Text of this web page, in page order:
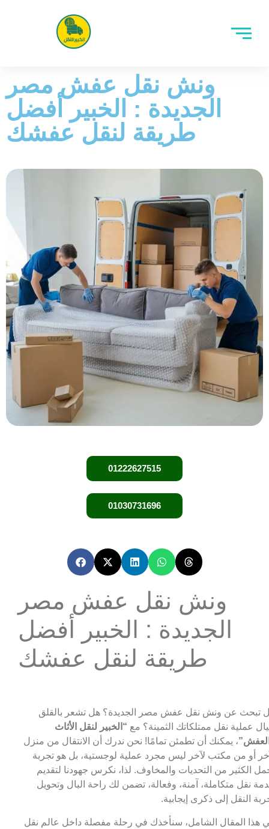
ونش نقل عفش مصر
الجديدة : الخبير أفضل
طريقة لنقل عفشك
01222627515
01030731696
ونش نقل عفش مصر
الجديدة : الخبير أفضل
طريقة لنقل عفشك
تبحث عن ونش نقل عفش مصر الجديدة؟ هل تشعر بالقلق
عملية نقل ممتلكاتك الثمينة؟ مع “الخبير لنقل الأثاث
، يمكنك أن تطمئن تمامًا! نحن ندرك أن الانتقال من منزل
أو من مكتب لآخر ليس مجرد عملية لوجستية، بل هو تجربة
الكثير من التحديات والمخاوف. لذا، نكرس جهودنا لتقديم
نقل متكاملة، آمنة، وفعالة، تضمن لك راحة البال وتحويل
النقل إلى ذكرى إيجابية.
هذا المقال الشامل، سنأخذك في رحلة مفصلة داخل عالم نقل